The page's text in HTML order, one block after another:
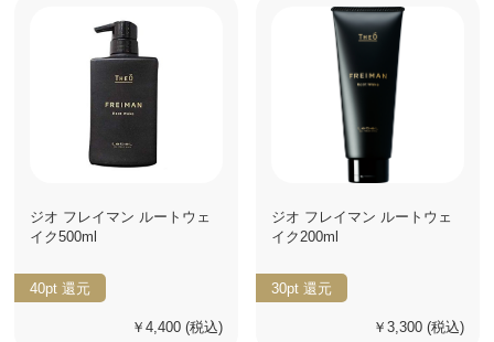
ジオ フレイマン ルートウェ
イク500ml
40pt 還元
￥4,400 (税込)
ジオ フレイマン ルートウェ
イク200ml
30pt 還元
￥3,300 (税込)